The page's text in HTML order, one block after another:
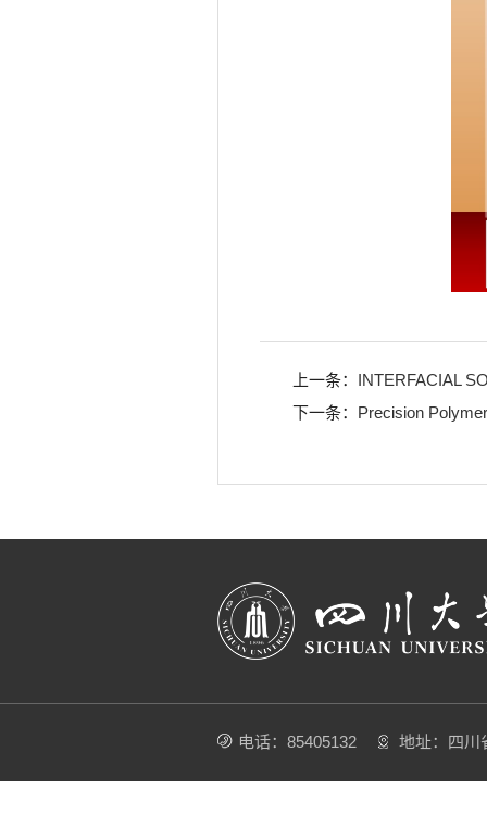
上一条： INTERFACIAL
下一条： Precision
电话：85405132 地址：四川